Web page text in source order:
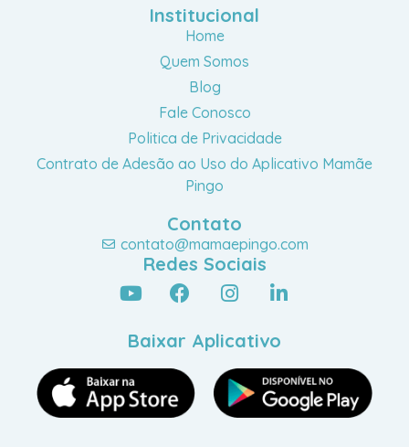
Institucional
Home
Quem Somos
Blog
Fale Conosco
Politica de Privacidade
Contrato de Adesão ao Uso do Aplicativo Mamãe
Pingo
Contato
contato@mamaepingo.com
Redes Sociais
Baixar Aplicativo